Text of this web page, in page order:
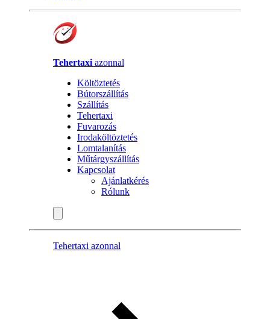
Tehertaxi azonnal
Költöztetés
Bútorszállítás
Szállítás
Tehertaxi
Fuvarozás
Irodaköltöztetés
Lomtalanítás
Műtárgyszállítás
Kapcsolat
Ajánlatkérés
Rólunk
Tehertaxi azonnal